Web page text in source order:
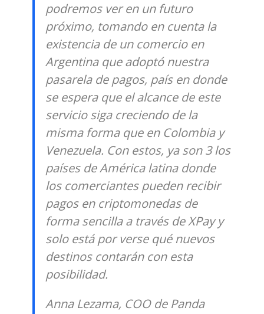
podremos ver en un futuro
próximo, tomando en cuenta la
existencia de un comercio en
Argentina que adoptó nuestra
pasarela de pagos, país en donde
se espera que el alcance de este
servicio siga creciendo de la
misma forma que en Colombia y
Venezuela. Con estos, ya son 3 los
países de América latina donde
los comerciantes pueden recibir
pagos en criptomonedas de
forma sencilla a través de XPay y
solo está por verse qué nuevos
destinos contarán con esta
posibilidad.
Anna Lezama, COO de Panda